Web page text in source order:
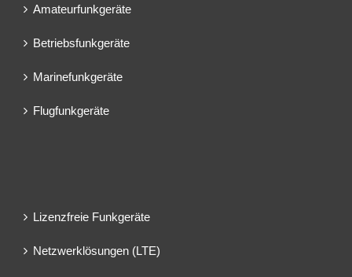
Amateurfunkgeräte
Betriebsfunkgeräte
Marinefunkgeräte
Flugfunkgeräte
Lizenzfreie Funkgeräte
Netzwerklösungen (LTE)